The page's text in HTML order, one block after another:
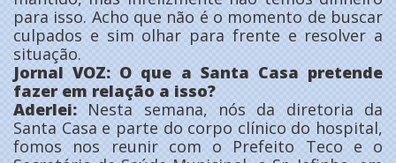
para isso. Acho que não é o momento de buscar
culpados e sim olhar para frente e resolver a
situação.
Jornal VOZ: O que a Santa Casa pretende
fazer em relação a isso?
Aderlei: Nesta semana, nós da diretoria da
Santa Casa e parte do corpo clínico do hospital,
fomos nos reunir com o Prefeito Teco e o